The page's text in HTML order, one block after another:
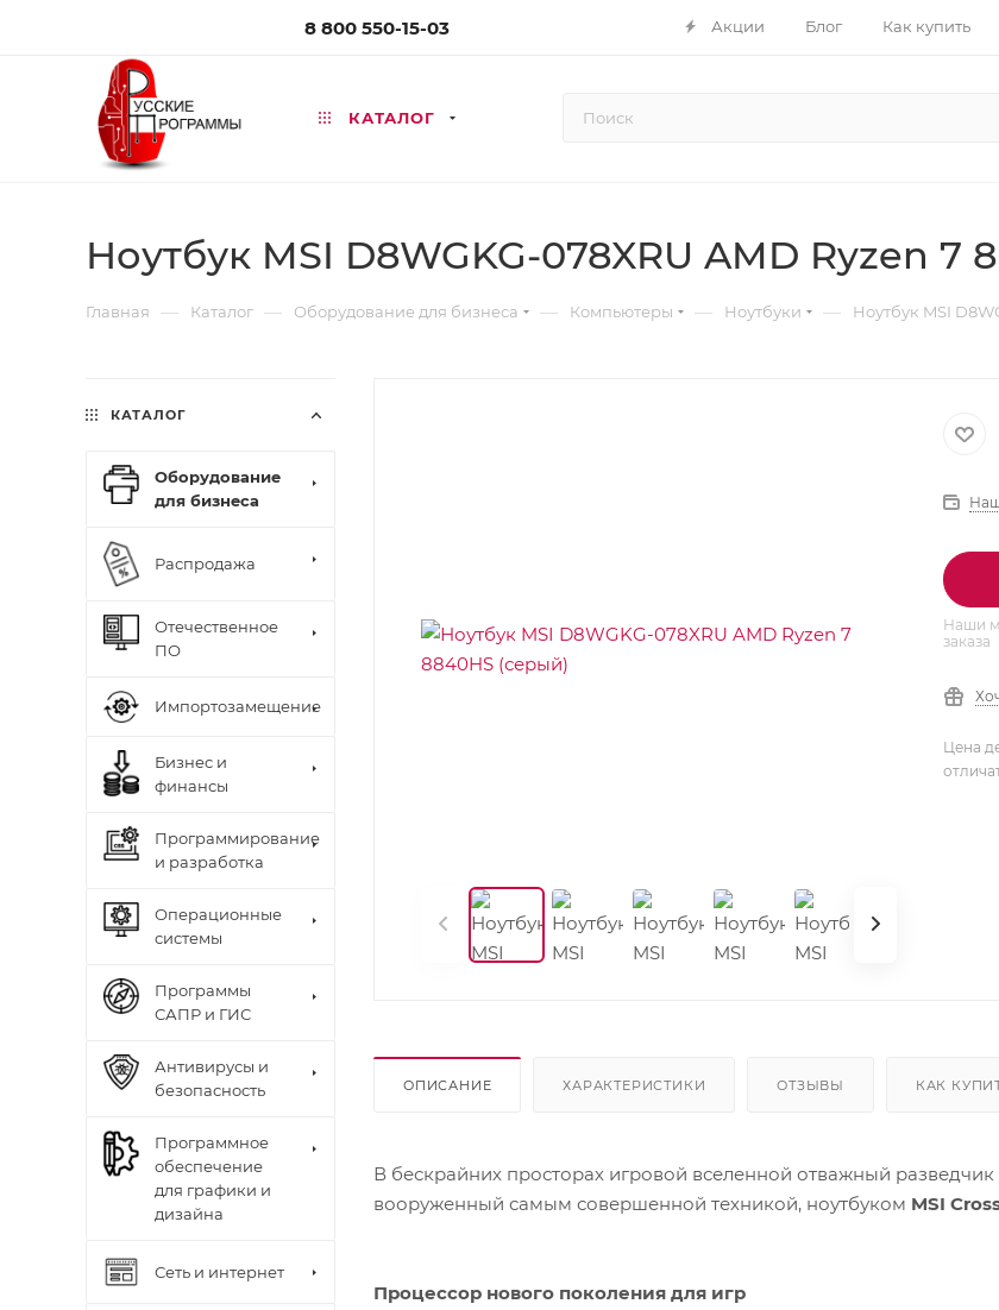
8 800 550-15-03 Акции Блог Как купить
КАТАЛОГ
Ноутбук MSI D8WGKG-078XRU AMD Ryzen 7
Главная — Каталог — Оборудование для бизнеса — Компьютеры — Ноутбуки — Ноутбук MSI
Наши
заказа
Цена
ОПИСАНИЕ ХАРАКТЕРИСТИКИ ОТЗЫВЫ КАК
В бескрайних просторах игровой вселенной отважный
вооруженный самым совершенной техникой, ноутбуком MSI
Процессор нового поколения для игр
КАТАЛОГ
Оборудование
для бизнеса
Распродажа
Отечественное
ПО
Импортозамещение
Бизнес и
финансы
Программирование
и разработка
Операционные
системы
Программы
САПР и ГИС
Антивирусы и
безопасность
Программное
обеспечение
для графики и
дизайна
Сеть и интернет